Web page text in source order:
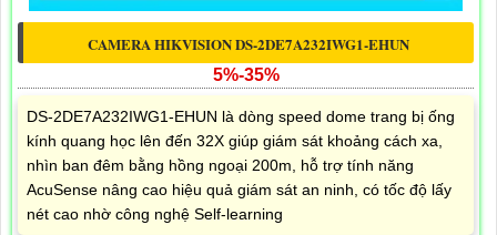
CAMERA HIKVISION DS-2DE7A232IWG1-EHUN
5%-35%
DS-2DE7A232IWG1-EHUN là dòng speed dome trang bị ống
kính quang học lên đến 32X giúp giám sát khoảng cách xa,
nhìn ban đêm bằng hồng ngoại 200m, hỗ trợ tính năng
AcuSense nâng cao hiệu quả giám sát an ninh, có tốc độ lấy
nét cao nhờ công nghệ Self-learning